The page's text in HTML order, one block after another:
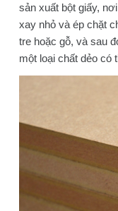
sản xuất bột giấy,
xay nhỏ và ép chặt
tre hoặc gỗ, và sau
một loại chất dẻo có